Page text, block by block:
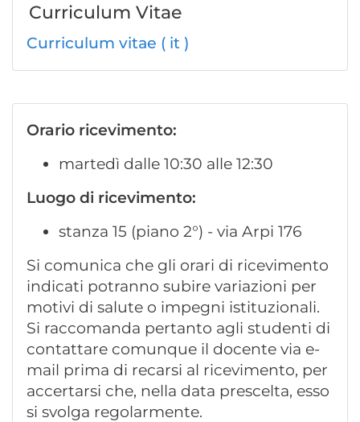
Curriculum Vitae
Curriculum vitae ( it )
Orario ricevimento:
martedì dalle 10:30 alle 12:30
Luogo di ricevimento:
stanza 15 (piano 2°) - via Arpi 176
Si comunica che gli orari di ricevimento
indicati potranno subire variazioni per
motivi di salute o impegni istituzionali.
Si raccomanda pertanto agli studenti di
contattare comunque il docente via e-
mail prima di recarsi al ricevimento, per
accertarsi che, nella data prescelta, esso
si svolga regolarmente.